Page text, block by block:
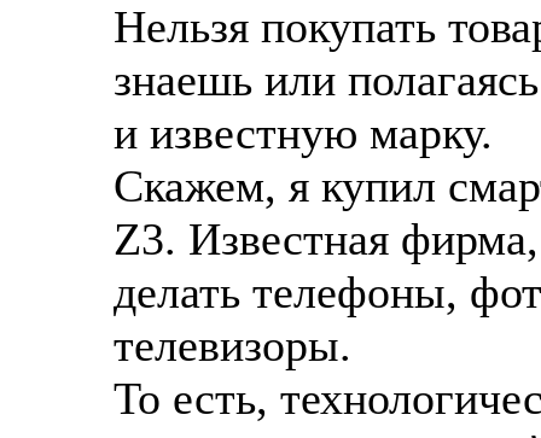
Нельзя покупать
знаешь или
и известную марку.
Скажем, я купил
Z3. Известная
делать телефоны,
телевизоры.
То есть,